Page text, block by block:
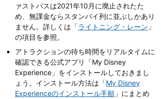
ァストパスは2021年10月に廃止されたた
め、無課金ならスタンバイ列に並ぶしかあり
ません。詳しくは「ライトニング・レーン 」
の項目を参照。
アトラクションの待ち時間をリアルタイムに
確認できる公式アプリ「My Disney
Experience」をインストールしておきまし
ょう。インストール方法は「My Disney
Experienceのインストール手順 」にまとめ